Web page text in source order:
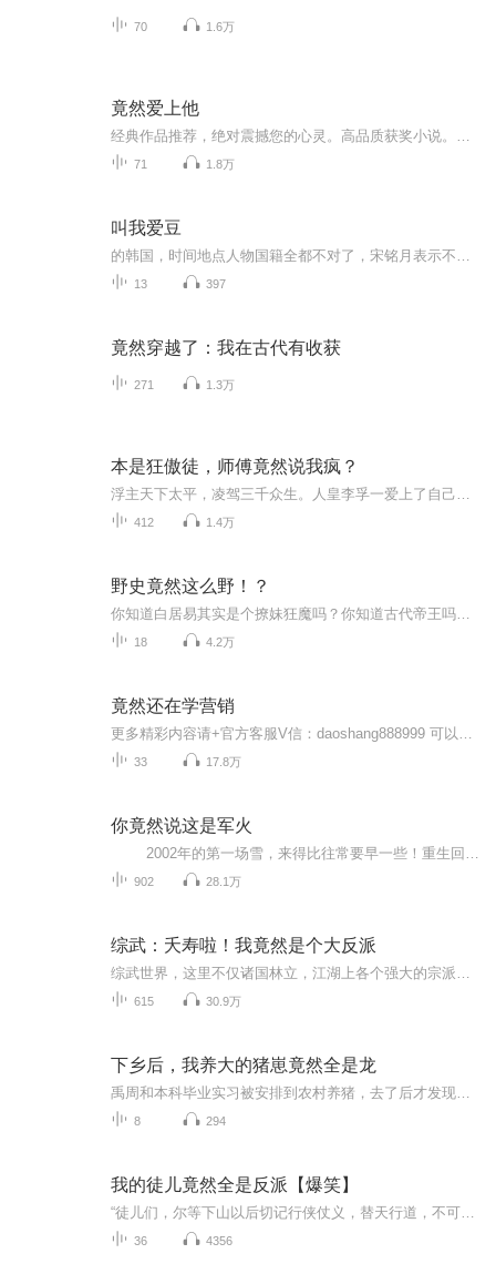
70 1.6万
竟然爱上他
71 1.8万
叫我爱豆
13 397
竟然穿越了：我在古代有收获
271 1.3万
本是狂傲徒，师傅竟然说我疯？
412 1.4万
野史竟然这么野！？
18 4.2万
竟然还在学营销
33 17.8万
你竟然说这是军火
902 28.1万
综武：夭寿啦！我竟然是个大反派
615 30.9万
下乡后，我养大的猪崽竟然全是龙
8 294
我的徒儿竟然全是反派【爆笑】
36 4356